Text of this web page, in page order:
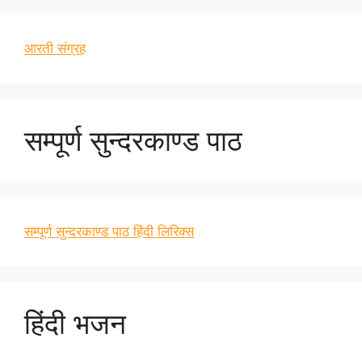
आरती संग्रह
सम्पूर्ण सुन्दरकाण्ड पाठ
सम्पूर्ण सुन्दरकाण्ड पाठ हिंदी लिरिक्स
हिंदी भजन